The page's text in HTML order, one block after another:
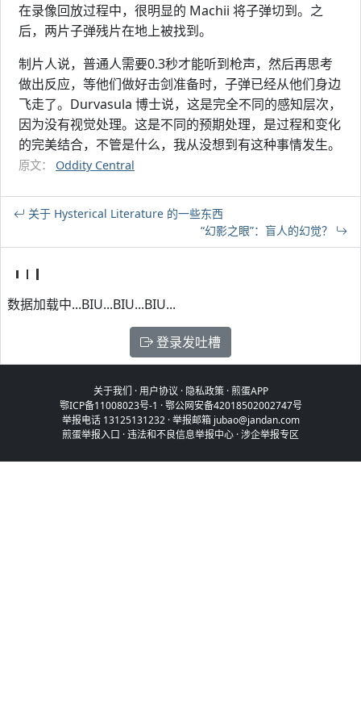
在录像回放过程中，很明显的 Machii 将子弹切到。之
后，两片子弹残片在地上被找到。
制片人说，普通人需要0.3秒才能听到枪声，然后再思考
做出反应，等他们做好击剑准备时，子弹已经从他们身边
飞走了。Durvasula 博士说，这是完全不同的感知层次，
因为没有视觉处理。这是不同的预期处理，是过程和变化
的完美结合，不管是什么，我从没想到有这种事情发生。
原文： Oddity Central
关于 Hysterical Literature 的一些东西
“幻影之眼”：盲人的幻觉？
数据加载中...BIU...BIU...BIU...
登录发吐槽
关于我们 ·用户协议 · 隐私政策·煎蛋APP
鄂ICP备11008023号-1 ·鄂公网安备42018502002747号
举报电话 13125131232 · 举报邮箱 jubao@jandan.com
煎蛋举报入口 ·违法和不良信息举报中心 ·涉企举报专区